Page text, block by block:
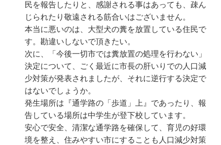
民を報告したりと、感謝される事はあっても、疎ん
じられたり敬遠される筋合いはございません。
本当に悪いのは、大型犬の糞を放置している住民で
す。勘違いしないで頂きたい。
次に、「今後一切市では糞放置の処理を行わない」
決定について、ごく最近に市長の肝いりでの人口減
少対策が発表されましたが、それに逆行する決定で
はないでしょうか。
発生場所は『通学路の「歩道」上』であったり、報
告している場所は中学生が登下校しています。
安心で安全、清潔な通学路を確保して、育児の好環
境を整え、住みやすい市にすることも人口減少対策